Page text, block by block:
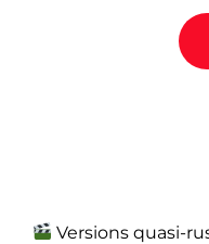
Versions quasi-